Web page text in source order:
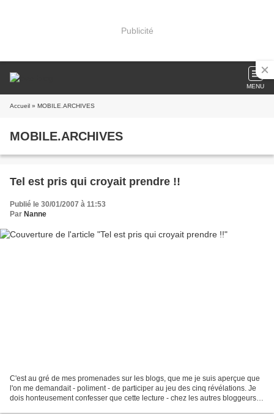
Publicité
MENU
Accueil » MOBILE.ARCHIVES
MOBILE.ARCHIVES
Tel est pris qui croyait prendre !!
Publié le 30/01/2007 à 11:53
Par Nanne
C'est au gré de mes promenades sur les blogs, que me je suis aperçue que
l'on me demandait - poliment - de participer au jeu des cinq révélations. Je
dois honteusement confesser que cette lecture - chez les autres bloggeurs -